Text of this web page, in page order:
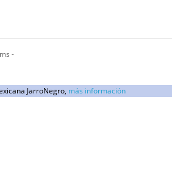
-
JarroNegro, más información